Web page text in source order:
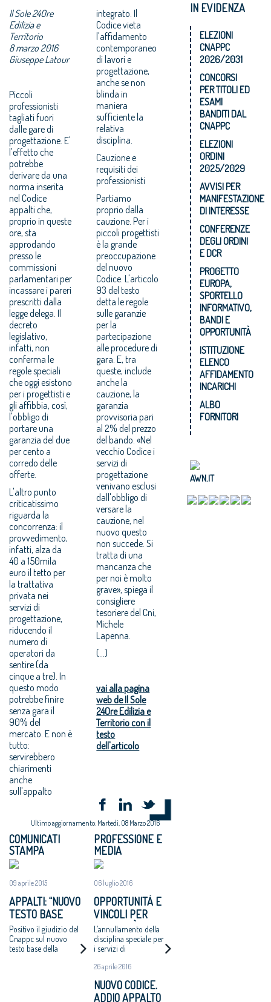
Il Sole 24Ore
Edilizia e
Territorio
8 marzo 2016
Giuseppe Latour
Piccoli
professionisti
tagliati fuori
dalle gare di
progettazione. E'
l'effetto che
potrebbe
derivare da una
norma inserita
nel Codice
appalti che,
proprio in queste
ore, sta
approdando
presso le
commissioni
parlamentari per
incassare i pareri
prescritti dalla
legge delega. Il
decreto
legislativo,
infatti, non
conferma le
regole speciali
che oggi esistono
per i progettisti e
gli affibbia, così,
l'obbligo di
portare una
garanzia del due
per cento a
corredo delle
offerte.
L'altro punto
criticatissimo
riguarda la
concorrenza: il
provvedimento,
infatti, alza da
40 a 150mila
euro il tetto per
la trattativa
privata nei
servizi di
progettazione,
riducendo il
numero di
operatori da
sentire (da
cinque a tre). In
questo modo
potrebbe finire
senza gara il
90% del
mercato. E non è
tutto:
servirebbero
chiarimenti
anche
sull'appalto
integrato. Il
Codice vieta
l'affidamento
contemporaneo
di lavori e
progettazione,
anche se non
blinda in
maniera
sufficiente la
relativa
disciplina.
Cauzione e
requisiti dei
professionisti
Partiamo
proprio dalla
cauzione. Per i
piccoli progettisti
è la grande
preoccupazione
del nuovo
Codice. L'articolo
93 del testo
detta le regole
sulle garanzie
per la
partecipazione
alle procedure di
gara. E, tra
queste, include
anche la
cauzione, la
garanzia
provvisoria pari
al 2% del prezzo
del bando. «Nel
vecchio Codice i
servizi di
progettazione
venivano esclusi
dall'obbligo di
versare la
cauzione, nel
nuovo questo
non succede. Si
tratta di una
mancanza che
per noi è molto
grave», spiega il
consigliere
tesoriere del Cni,
Michele
Lapenna.
(...)
vai alla pagina
web de Il Sole
24Ore Edilizia e
Territorio con il
testo
dell'articolo
Ultimo aggiornamento: Martedì, 08 Marzo 2016
COMUNICATI
STAMPA
09 aprile 2015
APPALTI: “NUOVO
TESTO BASE
CODICE
RECEPISCE
NOSTRE
Positivo il giudizio del
Cnappc sul nuovo
testo base della
PROFESSIONE E
MEDIA
06 luglio 2016
OPPORTUNITÀ E
VINCOLI PER
L’ATTIVITÀ DI
PROGETTAZIONE
L’annullamento della
disciplina speciale per
i servizi di
ingegneria e l’obbligo
interno deludono le
aspettative della rete
26 aprile 2016
NUOVO CODICE.
ADDIO APPALTO
IN EVIDENZA
ELEZIONI
CNAPPC
2026/2031
CONCORSI
PER TITOLI ED
ESAMI
BANDITI DAL
CNAPPC
ELEZIONI
ORDINI
2025/2029
AVVISI PER
MANIFESTAZIONE
DI INTERESSE
CONFERENZE
DEGLI ORDINI
E DCR
PROGETTO
EUROPA,
SPORTELLO
INFORMATIVO,
BANDI E
OPPORTUNITÀ
ISTITUZIONE
ELENCO
AFFIDAMENTO
INCARICHI
ALBO
FORNITORI
AWN.IT